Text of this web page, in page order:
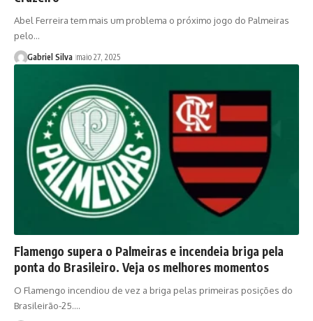
Abel Ferreira tem mais um problema o próximo jogo do Palmeiras
pelo…
Gabriel Silva maio 27, 2025
Flamengo supera o Palmeiras e incendeia briga pela
ponta do Brasileiro. Veja os melhores momentos
O Flamengo incendiou de vez a briga pelas primeiras posições do
Brasileirão-25.…